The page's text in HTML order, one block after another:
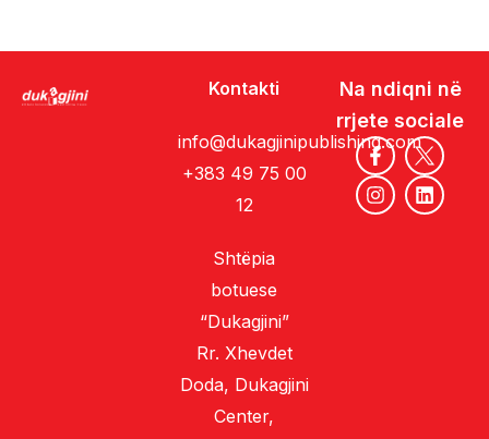
Kontakti
info@dukagjinipublishing.com
+383 49 75 00
12
Shtëpia
botuese
“Dukagjini”
Rr. Xhevdet
Doda, Dukagjini
Center,
Na ndiqni në
rrjete sociale